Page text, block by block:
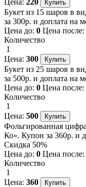
Букет из 15 шаров в
за 300р. и доплата на
Цена до: 0 Цена после:
Количество
1
Цена: 300
Букет из 25 шаров в
за 500р. и доплата на
Цена до: 0 Цена после:
Количество
1
Цена: 500
Фольгированная
Ко». Купон за 360р. и
Скидка 50%
Цена до: 0 Цена после:
Количество
1
Цена: 360